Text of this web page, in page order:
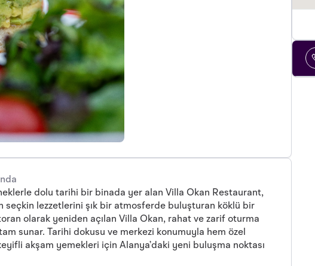
dolu tarihi bir binada yer alan Villa Okan Restaurant,
seçkin lezzetlerini şık bir atmosferde buluşturan köklü bir
olarak yeniden açılan Villa Okan, rahat ve zarif oturma
sunar. Tarihi dokusu ve merkezi konumuyla hem özel
akşam yemekleri için Alanya’daki yeni buluşma noktası